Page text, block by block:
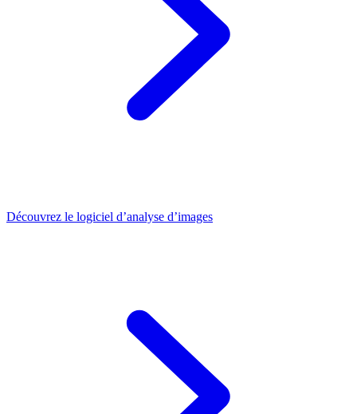
Découvrez le logiciel d’analyse d’images